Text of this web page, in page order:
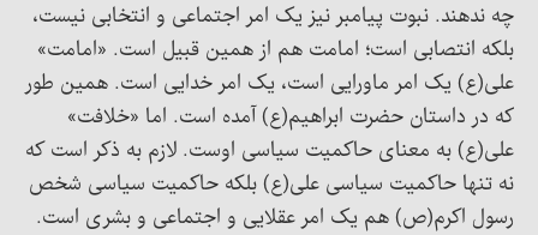
چه ندهند. نبوت پیامبر نیز یک امر اجتماعی و انتخابی نیست،
بلکه انتصابی است؛ امامت هم از همین قبیل است. «امامت»
علی(ع) یک امر ماورایی است، یک امر خدایی است. همین طور
که در داستان حضرت ابراهیم(ع) آمده است. اما «خلافت»
علی(ع) به معنای حاکمیت سیاسی اوست. لازم به ذکر است که
نه تنها حاکمیت سیاسی علی(ع) بلکه حاکمیت سیاسی شخص
رسول اکرم(ص) هم یک امر عقلایی و اجتماعی و بشری است.